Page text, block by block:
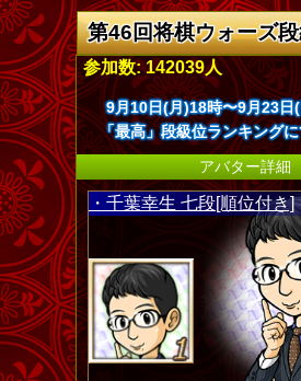
第46回将棋ウォーズ
参加数: 142039人
9月10日(月)18時〜9月23日
「最高」段級位ランキングに
アバター詳細
・千葉幸生 七段[順位付き]